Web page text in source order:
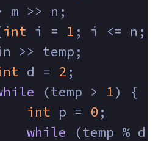
m >> n;
int i = 1 ; i <= n;
>> temp;
d = 2 ;
(temp > 1) {
int p = 0 ;
while (temp % d